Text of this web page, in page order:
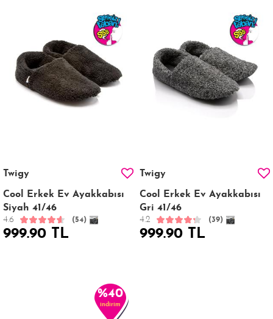
Twigy
Cool Erkek Ev Ayakkabısı
Siyah 41/46
4.6 (54)
999.90 TL
Twigy
Cool Erkek Ev Ayakkabısı
Gri 41/46
4.2 (39)
999.90 TL
%40
indirim